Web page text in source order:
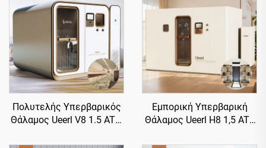
Πολυτελής Υπερβαρικός
Θάλαμος Ueerl V8 1.5 ATA,
Εμπορική Υπερβαρική
Θάλαμος Ueerl H8 1,5 ATA